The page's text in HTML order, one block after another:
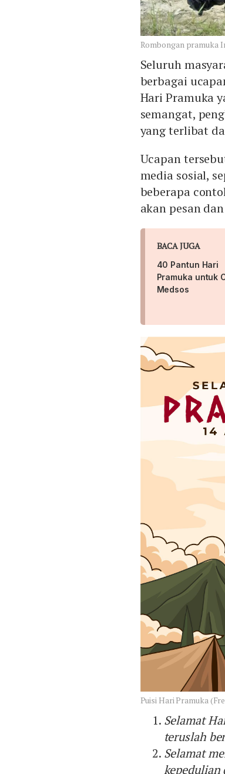
Rombongan pramuka
Seluruh
berbagai
Hari Pramuka
semangat,
yang terlibat
Ucapan
media sosial,
beberapa
akan pesan
BACA JUGA
40 Pantun Hari
Pramuka untuk
Medsos
Puisi Hari Pramuka
Selamat
teruslah
Selamat
kepedulian